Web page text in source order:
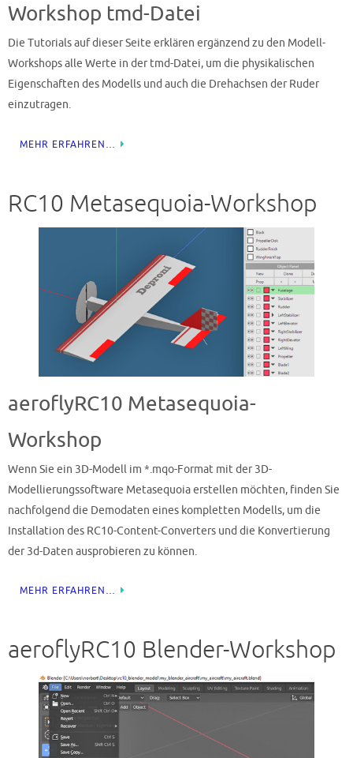
Workshop tmd-Datei
Die Tutorials auf dieser Seite erklären ergänzend zu den Modell-
Workshops alle Werte in der tmd-Datei, um die physikalischen
Eigenschaften des Modells und auch die Drehachsen der Ruder
einzutragen.
MEHR ERFAHREN…
RC10 Metasequoia-Workshop
aeroflyRC10 Metasequoia-
Workshop
Wenn Sie ein 3D-Modell im *.mqo-Format mit der 3D-
Modellierungssoftware Metasequoia erstellen möchten, finden Sie
nachfolgend die Demodaten eines kompletten Modells, um die
Installation des RC10-Content-Converters und die Konvertierung
der 3d-Daten ausprobieren zu können.
MEHR ERFAHREN…
aeroflyRC10 Blender-Workshop